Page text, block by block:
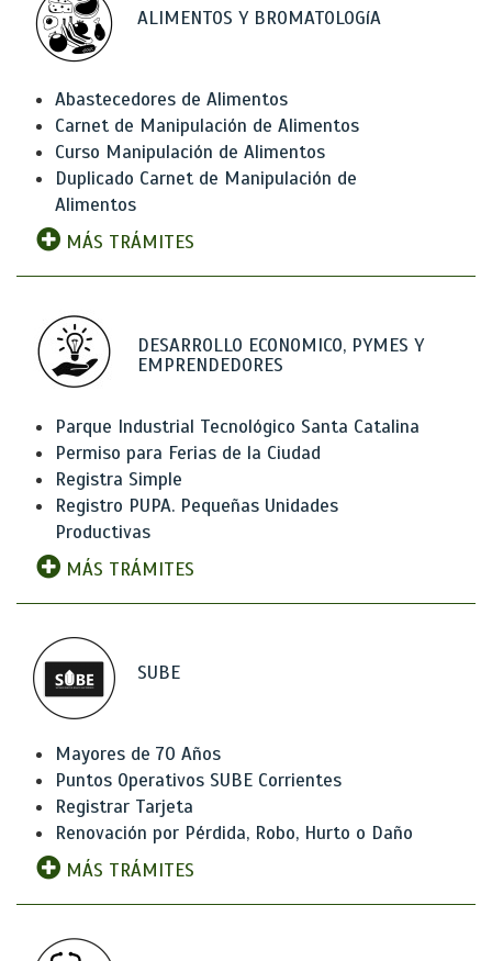
ALIMENTOS Y BROMATOLOGíA
Abastecedores de Alimentos
Carnet de Manipulación de Alimentos
Curso Manipulación de Alimentos
Duplicado Carnet de Manipulación de
Alimentos
MÁS TRÁMITES
DESARROLLO ECONOMICO, PYMES Y
EMPRENDEDORES
Parque Industrial Tecnológico Santa Catalina
Permiso para Ferias de la Ciudad
Registra Simple
Registro PUPA. Pequeñas Unidades
Productivas
MÁS TRÁMITES
SUBE
Mayores de 70 Años
Puntos Operativos SUBE Corrientes
Registrar Tarjeta
Renovación por Pérdida, Robo, Hurto o Daño
MÁS TRÁMITES